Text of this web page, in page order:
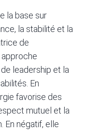
la base sur
la stabilité et la
de
leadership et la
En
favorise des
mutuel et la
En négatif, elle